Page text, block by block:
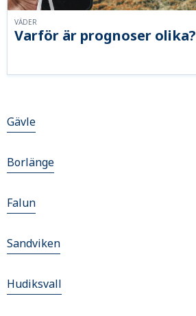
Varför är prognoser olika?
VÄDER
Gävle
Borlänge
Falun
Sandviken
Hudiksvall